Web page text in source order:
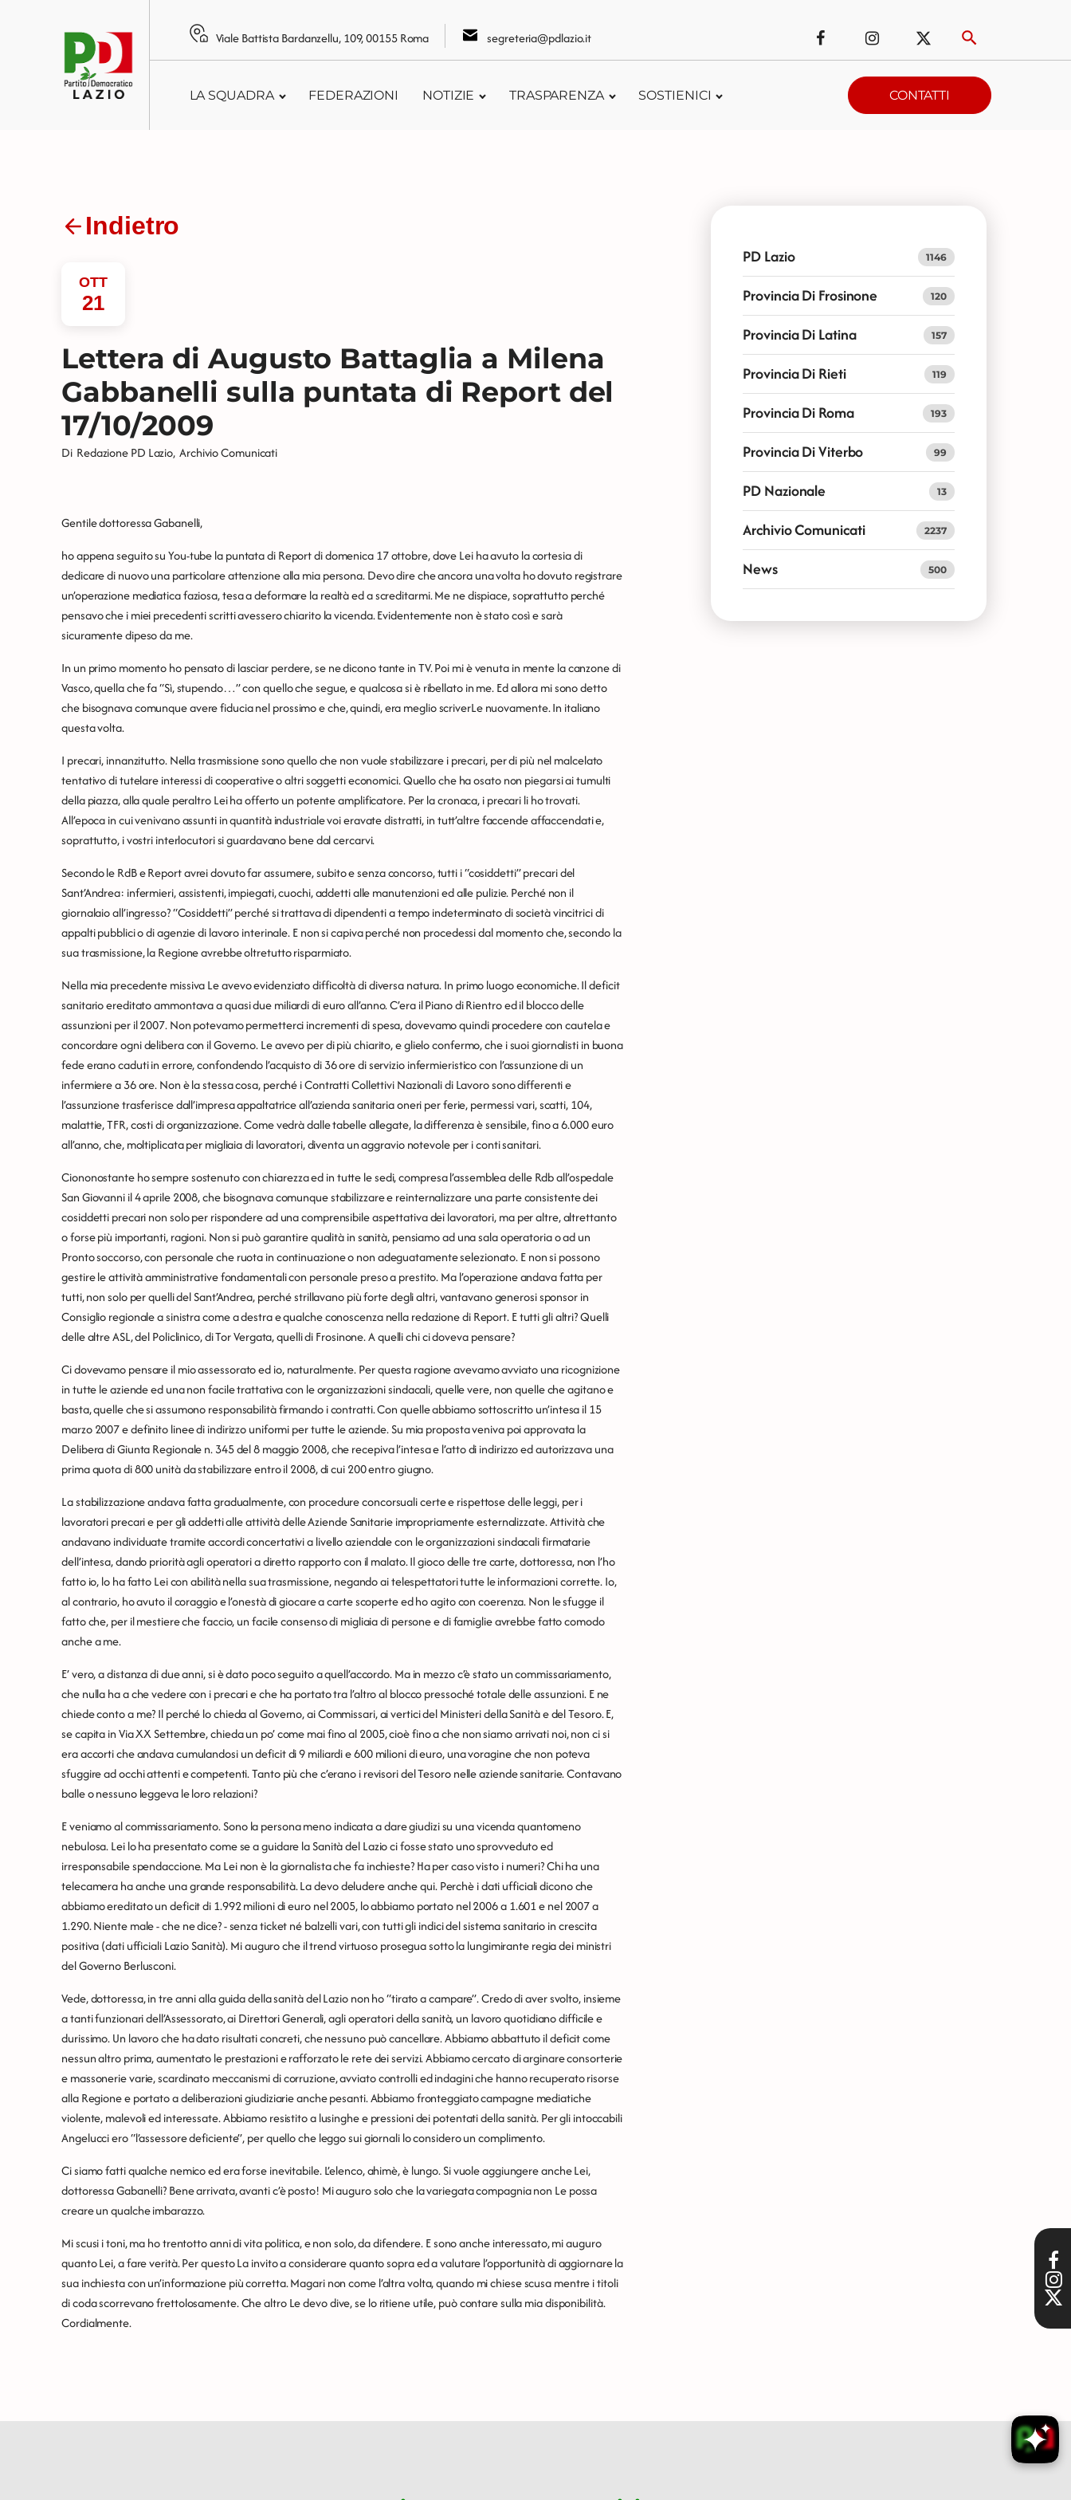
Viale Battista Bardanzellu, 109, 00155 Roma segreteria@pdlazio.it
LA SQUADRA FEDERAZIONI NOTIZIE TRASPARENZA SOSTIENICI CONTATTI
Indietro
OTT
21
Lettera di Augusto Battaglia a Milena
Gabbanelli sulla puntata di Report del
17/10/2009
Di Redazione PD Lazio, Archivio Comunicati
Gentile dottoressa Gabanelli,
ho appena seguito su You-tube la puntata di Report di domenica 17 ottobre, dove Lei ha avuto la cortesia di
dedicare di nuovo una particolare attenzione alla mia persona. Devo dire che ancora una volta ho dovuto registrare
un’operazione mediatica faziosa, tesa a deformare la realtà ed a screditarmi. Me ne dispiace, soprattutto perché
pensavo che i miei precedenti scritti avessero chiarito la vicenda. Evidentemente non è stato così e sarà
sicuramente dipeso da me.
In un primo momento ho pensato di lasciar perdere, se ne dicono tante in TV. Poi mi è venuta in mente la canzone di
Vasco, quella che fa “Sì, stupendo…” con quello che segue, e qualcosa si è ribellato in me. Ed allora mi sono detto
che bisognava comunque avere fiducia nel prossimo e che, quindi, era meglio scriverLe nuovamente. In italiano
questa volta.
I precari, innanzitutto. Nella trasmissione sono quello che non vuole stabilizzare i precari, per di più nel malcelato
tentativo di tutelare interessi di cooperative o altri soggetti economici. Quello che ha osato non piegarsi ai tumulti
della piazza, alla quale peraltro Lei ha offerto un potente amplificatore. Per la cronaca, i precari li ho trovati.
All’epoca in cui venivano assunti in quantità industriale voi eravate distratti, in tutt’altre faccende affaccendati e,
soprattutto, i vostri interlocutori si guardavano bene dal cercarvi.
Secondo le RdB e Report avrei dovuto far assumere, subito e senza concorso, tutti i “cosiddetti” precari del
Sant’Andrea: infermieri, assistenti, impiegati, cuochi, addetti alle manutenzioni ed alle pulizie. Perché non il
giornalaio all’ingresso? “Cosiddetti” perché si trattava di dipendenti a tempo indeterminato di società vincitrici di
appalti pubblici o di agenzie di lavoro interinale. E non si capiva perché non procedessi dal momento che, secondo la
sua trasmissione, la Regione avrebbe oltretutto risparmiato.
Nella mia precedente missiva Le avevo evidenziato difficoltà di diversa natura. In primo luogo economiche. Il deficit
sanitario ereditato ammontava a quasi due miliardi di euro all’anno. C’era il Piano di Rientro ed il blocco delle
assunzioni per il 2007. Non potevamo permetterci incrementi di spesa, dovevamo quindi procedere con cautela e
concordare ogni delibera con il Governo. Le avevo per di più chiarito, e glielo confermo, che i suoi giornalisti in buona
fede erano caduti in errore, confondendo l’acquisto di 36 ore di servizio infermieristico con l’assunzione di un
infermiere a 36 ore. Non è la stessa cosa, perché i Contratti Collettivi Nazionali di Lavoro sono differenti e
l’assunzione trasferisce dall’impresa appaltatrice all’azienda sanitaria oneri per ferie, permessi vari, scatti, 104,
malattie, TFR, costi di organizzazione. Come vedrà dalle tabelle allegate, la differenza è sensibile, fino a 6.000 euro
all’anno, che, moltiplicata per migliaia di lavoratori, diventa un aggravio notevole per i conti sanitari.
Ciononostante ho sempre sostenuto con chiarezza ed in tutte le sedi, compresa l’assemblea delle Rdb all’ospedale
San Giovanni il 4 aprile 2008, che bisognava comunque stabilizzare e reinternalizzare una parte consistente dei
cosiddetti precari non solo per rispondere ad una comprensibile aspettativa dei lavoratori, ma per altre, altrettanto
o forse più importanti, ragioni. Non si può garantire qualità in sanità, pensiamo ad una sala operatoria o ad un
Pronto soccorso, con personale che ruota in continuazione o non adeguatamente selezionato. E non si possono
gestire le attività amministrative fondamentali con personale preso a prestito. Ma l’operazione andava fatta per
tutti, non solo per quelli del Sant’Andrea, perché strillavano più forte degli altri, vantavano generosi sponsor in
Consiglio regionale a sinistra come a destra e qualche conoscenza nella redazione di Report. E tutti gli altri? Quelli
delle altre ASL, del Policlinico, di Tor Vergata, quelli di Frosinone. A quelli chi ci doveva pensare?
Ci dovevamo pensare il mio assessorato ed io, naturalmente. Per questa ragione avevamo avviato una ricognizione
in tutte le aziende ed una non facile trattativa con le organizzazioni sindacali, quelle vere, non quelle che agitano e
basta, quelle che si assumono responsabilità firmando i contratti. Con quelle abbiamo sottoscritto un’intesa il 15
marzo 2007 e definito linee di indirizzo uniformi per tutte le aziende. Su mia proposta veniva poi approvata la
Delibera di Giunta Regionale n. 345 del 8 maggio 2008, che recepiva l’intesa e l’atto di indirizzo ed autorizzava una
prima quota di 800 unità da stabilizzare entro il 2008, di cui 200 entro giugno.
La stabilizzazione andava fatta gradualmente, con procedure concorsuali certe e rispettose delle leggi, per i
lavoratori precari e per gli addetti alle attività delle Aziende Sanitarie impropriamente esternalizzate. Attività che
andavano individuate tramite accordi concertativi a livello aziendale con le organizzazioni sindacali firmatarie
dell’intesa, dando priorità agli operatori a diretto rapporto con il malato. Il gioco delle tre carte, dottoressa, non l’ho
fatto io, lo ha fatto Lei con abilità nella sua trasmissione, negando ai telespettatori tutte le informazioni corrette. Io,
al contrario, ho avuto il coraggio e l’onestà di giocare a carte scoperte ed ho agito con coerenza. Non le sfugge il
fatto che, per il mestiere che faccio, un facile consenso di migliaia di persone e di famiglie avrebbe fatto comodo
anche a me.
E’ vero, a distanza di due anni, si è dato poco seguito a quell’accordo. Ma in mezzo c’è stato un commissariamento,
che nulla ha a che vedere con i precari e che ha portato tra l’altro al blocco pressoché totale delle assunzioni. E ne
chiede conto a me? Il perché lo chieda al Governo, ai Commissari, ai vertici del Ministeri della Sanità e del Tesoro. E,
se capita in Via XX Settembre, chieda un po’ come mai fino al 2005, cioè fino a che non siamo arrivati noi, non ci si
era accorti che andava cumulandosi un deficit di 9 miliardi e 600 milioni di euro, una voragine che non poteva
sfuggire ad occhi attenti e competenti. Tanto più che c’erano i revisori del Tesoro nelle aziende sanitarie. Contavano
balle o nessuno leggeva le loro relazioni?
E veniamo al commissariamento. Sono la persona meno indicata a dare giudizi su una vicenda quantomeno
nebulosa. Lei lo ha presentato come se a guidare la Sanità del Lazio ci fosse stato uno sprovveduto ed
irresponsabile spendaccione. Ma Lei non è la giornalista che fa inchieste? Ha per caso visto i numeri? Chi ha una
telecamera ha anche una grande responsabilità. La devo deludere anche qui. Perchè i dati ufficiali dicono che
abbiamo ereditato un deficit di 1.992 milioni di euro nel 2005, lo abbiamo portato nel 2006 a 1.601 e nel 2007 a
1.290. Niente male - che ne dice? - senza ticket né balzelli vari, con tutti gli indici del sistema sanitario in crescita
positiva (dati ufficiali Lazio Sanità). Mi auguro che il trend virtuoso prosegua sotto la lungimirante regia dei ministri
del Governo Berlusconi.
Vede, dottoressa, in tre anni alla guida della sanità del Lazio non ho “tirato a campare”. Credo di aver svolto, insieme
a tanti funzionari dell’Assessorato, ai Direttori Generali, agli operatori della sanità, un lavoro quotidiano difficile e
durissimo. Un lavoro che ha dato risultati concreti, che nessuno può cancellare. Abbiamo abbattuto il deficit come
nessun altro prima, aumentato le prestazioni e rafforzato le rete dei servizi. Abbiamo cercato di arginare consorterie
e massonerie varie, scardinato meccanismi di corruzione, avviato controlli ed indagini che hanno recuperato risorse
alla Regione e portato a deliberazioni giudiziarie anche pesanti. Abbiamo fronteggiato campagne mediatiche
violente, malevoli ed interessate. Abbiamo resistito a lusinghe e pressioni dei potentati della sanità. Per gli intoccabili
Angelucci ero “l’assessore deficiente”, per quello che leggo sui giornali lo considero un complimento.
Ci siamo fatti qualche nemico ed era forse inevitabile. L’elenco, ahimè, è lungo. Si vuole aggiungere anche Lei,
dottoressa Gabanelli? Bene arrivata, avanti c’è posto! Mi auguro solo che la variegata compagnia non Le possa
creare un qualche imbarazzo.
Mi scusi i toni, ma ho trentotto anni di vita politica, e non solo, da difendere. E sono anche interessato, mi auguro
quanto Lei, a fare verità. Per questo La invito a considerare quanto sopra ed a valutare l’opportunità di aggiornare la
sua inchiesta con un’informazione più corretta. Magari non come l’altra volta, quando mi chiese scusa mentre i titoli
di coda scorrevano frettolosamente. Che altro Le devo dive, se lo ritiene utile, può contare sulla mia disponibilità.
Cordialmente.
PD Lazio 1146
Provincia Di Frosinone 120
Provincia Di Latina 157
Provincia Di Rieti 119
Provincia Di Roma 193
Provincia Di Viterbo 99
PD Nazionale 13
Archivio Comunicati 2237
News 500